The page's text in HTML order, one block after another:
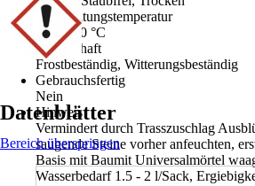
Verarbeitungstemperatur
5 °C - 30 °C
Eigenschaft
Frostbeständig, Witterungsbeständig
Gebrauchsfertig
Nein
Hinweis
Vermindert durch Trasszuschlag
saugende Steine vorher anfeuchten,
Basis mit Baumit Universalmörtel
Wasserbedarf 1.5 - 2 l/Sack,
Datenblätter
Bereich überspringen